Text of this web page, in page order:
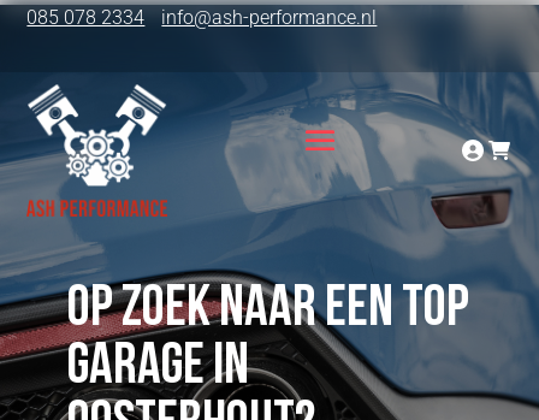
085 078 2334 info@ash-performance.nl
Op zoek naar een top
garage in